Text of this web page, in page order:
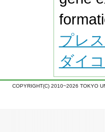
プレ
ダイ
COPYRIGHT(C) 2010~2026 TOKYO